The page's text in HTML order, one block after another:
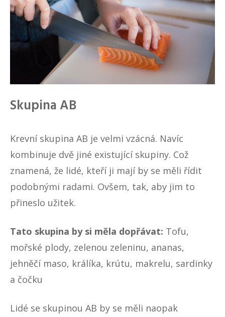
Skupina AB
Krevní skupina AB je velmi vzácná. Navíc
kombinuje dvě jiné existující skupiny. Což
znamená, že lidé, kteří ji mají by se měli řídit
podobnými radami. Ovšem, tak, aby jim to
přineslo užitek.
Tato skupina by si měla dopřávat: Tofu,
mořské plody, zelenou zeleninu, ananas,
jehněčí maso, králíka, krútu, makrelu, sardinky
a čočku
Lidé se skupinou AB by se měli naopak